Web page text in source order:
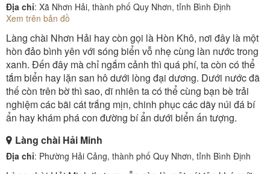
Địa chỉ: Xã Nhơn Hải, thành phố Quy Nhơn, tỉnh Bình Định
Xem trên bản đồ
Làng chài Nhơn Hải hay còn gọi là Hòn Khô, nơi đây là một
hòn đảo bình yên với sóng biển vỗ nhẹ cùng làn nước trong
xanh. Đến đây mà chỉ ngắm cảnh thì quá phí, ta còn có thể
tắm biển hay lặn san hô dưới lòng đại dương. Dưới nước đã
thế còn trên bờ thì sao, dĩ nhiên ta có thể cùng bạn bè trải
nghiệm các bãi cát trắng mịn, chinh phục các dãy núi đá bí
ẩn hay khám phá con đường bí ẩn dưới biển ấn tượng.
Làng chài Hải Minh
Địa chỉ: Phường Hải Cảng, thành phố Quy Nhơn, tỉnh Bình Định